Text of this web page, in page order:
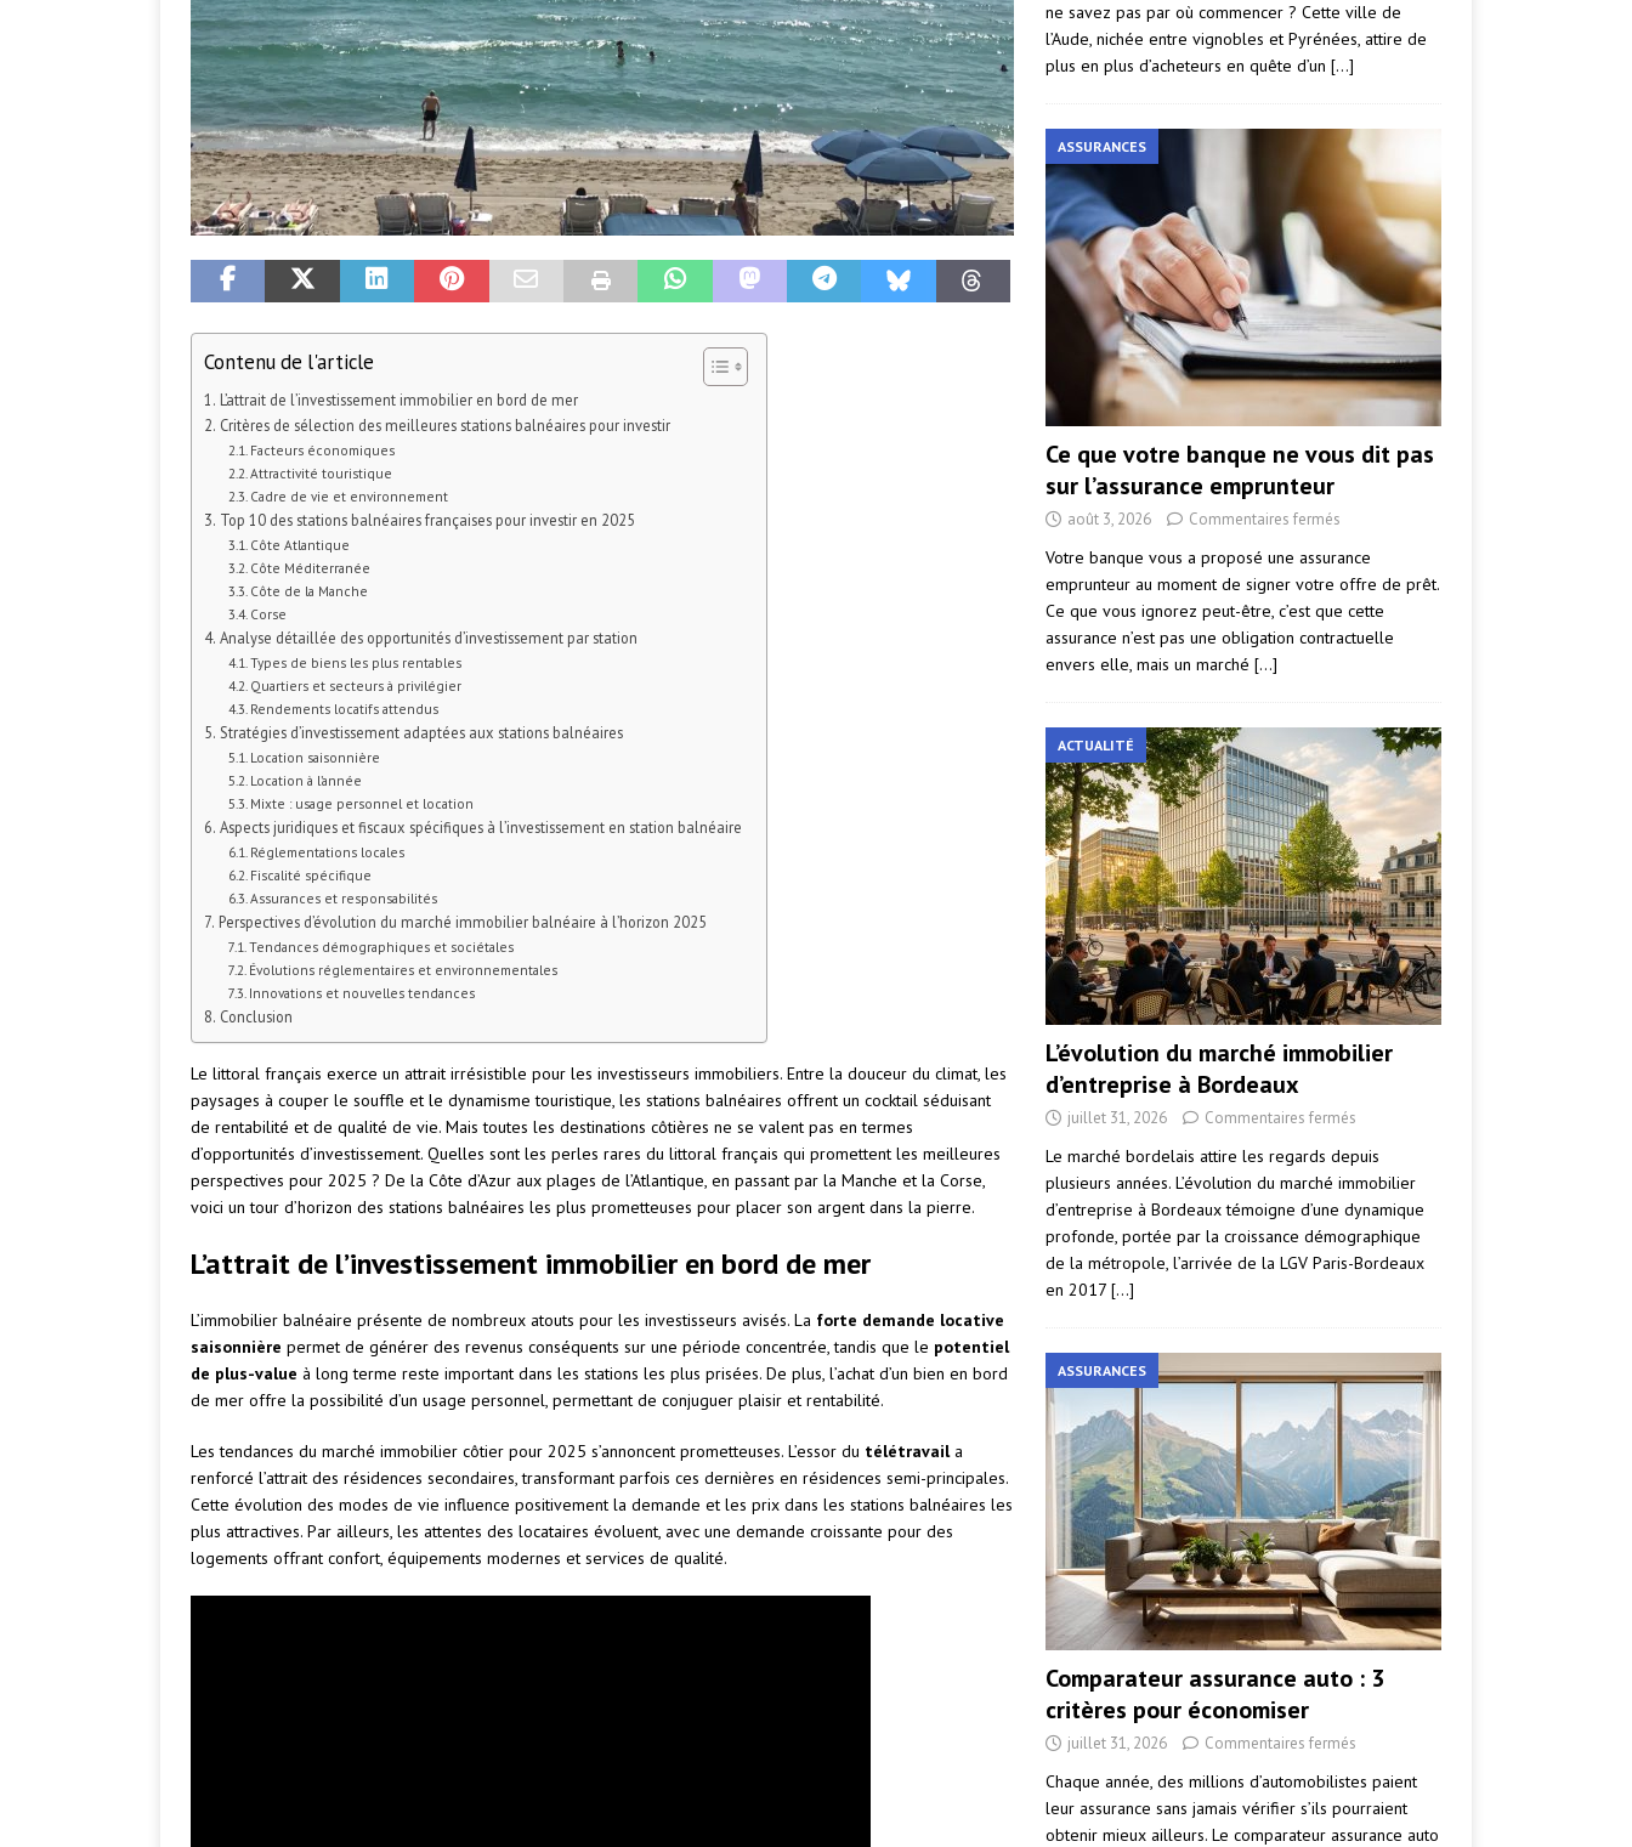
Contenu de l'article
L’attrait de l’investissement immobilier en bord de mer
Critères de sélection des meilleures stations balnéaires pour investir
Facteurs économiques
Attractivité touristique
Cadre de vie et environnement
Top 10 des stations balnéaires françaises pour investir en 2025
Côte Atlantique
Côte Méditerranée
Côte de la Manche
Corse
Analyse détaillée des opportunités d’investissement par station
Types de biens les plus rentables
Quartiers et secteurs à privilégier
Rendements locatifs attendus
Stratégies d’investissement adaptées aux stations balnéaires
Location saisonnière
Location à l’année
Mixte : usage personnel et location
Aspects juridiques et fiscaux spécifiques à l’investissement en station balnéaire
Réglementations locales
Fiscalité spécifique
Assurances et responsabilités
Perspectives d’évolution du marché immobilier balnéaire à l’horizon 2025
Tendances démographiques et sociétales
Évolutions réglementaires et environnementales
Innovations et nouvelles tendances
Conclusion
Le littoral français exerce un attrait irrésistible pour les investisseurs immobiliers. Entre la douceur du climat, les
paysages à couper le souffle et le dynamisme touristique, les stations balnéaires offrent un cocktail séduisant
de rentabilité et de qualité de vie. Mais toutes les destinations côtières ne se valent pas en termes
d’opportunités d’investissement. Quelles sont les perles rares du littoral français qui promettent les meilleures
perspectives pour 2025 ? De la Côte d’Azur aux plages de l’Atlantique, en passant par la Manche et la Corse,
voici un tour d’horizon des stations balnéaires les plus prometteuses pour placer son argent dans la pierre.
L’attrait de l’investissement immobilier en bord de mer
L’immobilier balnéaire présente de nombreux atouts pour les investisseurs avisés. La forte demande locative
saisonnière permet de générer des revenus conséquents sur une période concentrée, tandis que le potentiel
de plus-value à long terme reste important dans les stations les plus prisées. De plus, l’achat d’un bien en bord
de mer offre la possibilité d’un usage personnel, permettant de conjuguer plaisir et rentabilité.
Les tendances du marché immobilier côtier pour 2025 s’annoncent prometteuses. L’essor du télétravaila
renforcé l’attrait des résidences secondaires, transformant parfois ces dernières en résidences semi-principales.
Cette évolution des modes de vie influence positivement la demande et les prix dans les stations balnéaires les
plus attractives. Par ailleurs, les attentes des locataires évoluent, avec une demande croissante pour des
logements offrant confort, équipements modernes et services de qualité.
ne savez pas par où commencer ? Cette ville de
l’Aude, nichée entre vignobles et Pyrénées, attire de
plus en plus d’acheteurs en quête d’un […]
ASSURANCES
Ce que votre banque ne vous dit pas
sur l’assurance emprunteur
août 3, 2026 Commentaires fermés
Votre banque vous a proposé une assurance
emprunteur au moment de signer votre offre de prêt.
Ce que vous ignorez peut-être, c’est que cette
assurance n’est pas une obligation contractuelle
envers elle, mais un marché […]
ACTUALITÉ
L’évolution du marché immobilier
d’entreprise à Bordeaux
juillet 31, 2026 Commentaires fermés
Le marché bordelais attire les regards depuis
plusieurs années. L’évolution du marché immobilier
d’entreprise à Bordeaux témoigne d’une dynamique
profonde, portée par la croissance démographique
de la métropole, l’arrivée de la LGV Paris-Bordeaux
en 2017 […]
ASSURANCES
Comparateur assurance auto : 3
critères pour économiser
juillet 31, 2026 Commentaires fermés
Chaque année, des millions d’automobilistes paient
leur assurance sans jamais vérifier s’ils pourraient
obtenir mieux ailleurs. Le comparateur assurance auto